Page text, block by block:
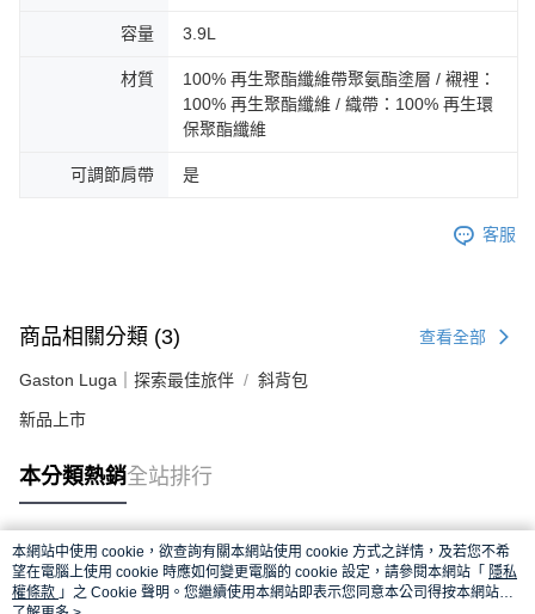
容量 3.9L
材質
100% 再生聚酯纖維帶聚氨酯塗層 / 襯裡：
100% 再生聚酯纖維 / 織帶：100% 再生環
保聚酯纖維
可調節肩帶 是
客服
商品相關分類 (3) 查看全部
Gaston Luga｜探索最佳旅伴 斜背包
新品上市
本分類熱銷全站排行
熱門標籤
本網站中使用 cookie，欲查詢有關本網站使用 cookie 方式之詳情，及若您不希
望在電腦上使用 cookie 時應如何變更電腦的 cookie 設定，請參閱本網站「 隱私
權條款 」之 Cookie 聲明。您繼續使用本網站即表示您同意本公司得按本網站使